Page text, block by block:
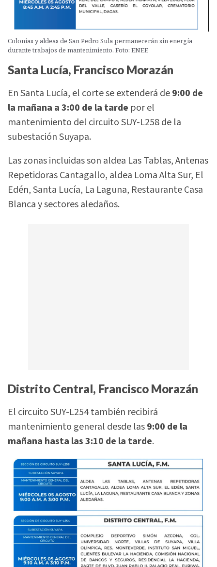
Colonias y aldeas de San Pedro Sula permanecerán sin energía
durante trabajos de mantenimiento. Foto: ENEE
Santa Lucía, Francisco Morazán
En Santa Lucía, el corte se extenderá de9:00 de
la mañana a 3:00 de la tarde por el
mantenimiento del circuito SUY-L258 de la
subestación Suyapa.
Las zonas incluidas son aldea Las Tablas, Antenas
Repetidoras Cantagallo, aldea Loma Alta Sur, El
Edén, Santa Lucía, La Laguna, Restaurante Casa
Blanca y sectores aledaños.
Distrito Central, Francisco Morazán
El circuito SUY-L254 también recibirá
mantenimiento general desde las9:00 de la
mañana hasta las 3:10 de la tarde.